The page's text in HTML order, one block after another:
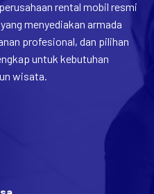
menyediakan armada
profesional, dan pilihan
untuk kebutuhan
wisata.